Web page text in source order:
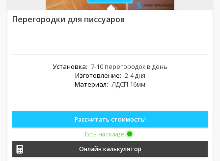
Перегородки для писсуаров
Установка: 7-10 перегородок в день
Изготовление: 2-4 дня
Материал: ЛДСП 16мм
Рассчитать стоимость!
Есть на складе
Онлайн калькулятор